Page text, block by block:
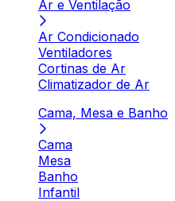
Ar e Ventilação
Ar Condicionado
Ventiladores
Cortinas de Ar
Climatizador de Ar
Cama, Mesa e Banho
Cama
Mesa
Banho
Infantil